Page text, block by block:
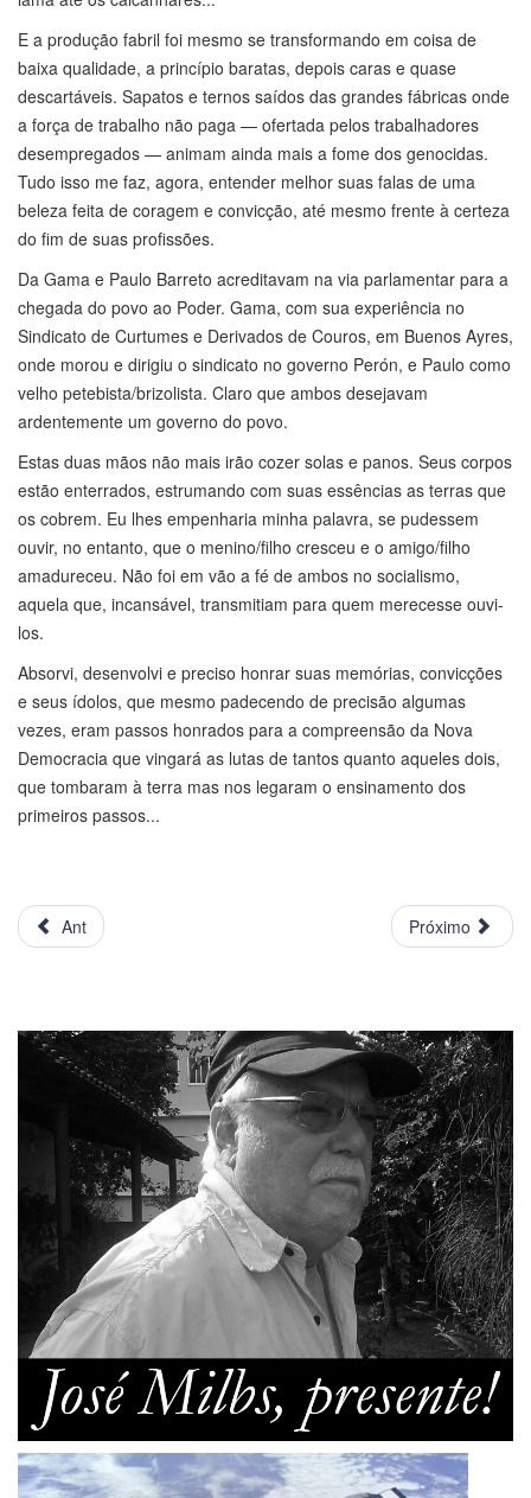
E a produção fabril foi mesmo se transformando em coisa de
baixa qualidade, a princípio baratas, depois caras e quase
descartáveis. Sapatos e ternos saídos das grandes fábricas onde
a força de trabalho não paga — ofertada pelos trabalhadores
desempregados — animam ainda mais a fome dos genocidas.
Tudo isso me faz, agora, entender melhor suas falas de uma
beleza feita de coragem e convicção, até mesmo frente à certeza
do fim de suas profissões.
Da Gama e Paulo Barreto acreditavam na via parlamentar para a
chegada do povo ao Poder. Gama, com sua experiência no
Sindicato de Curtumes e Derivados de Couros, em Buenos Ayres,
onde morou e dirigiu o sindicato no governo Perón, e Paulo como
velho petebista/brizolista. Claro que ambos desejavam
ardentemente um governo do povo.
Estas duas mãos não mais irão cozer solas e panos. Seus corpos
estão enterrados, estrumando com suas essências as terras que
os cobrem. Eu lhes empenharia minha palavra, se pudessem
ouvir, no entanto, que o menino/filho cresceu e o amigo/filho
amadureceu. Não foi em vão a fé de ambos no socialismo,
aquela que, incansável, transmitiam para quem merecesse ouvi-
los.
Absorvi, desenvolvi e preciso honrar suas memórias, convicções
e seus ídolos, que mesmo padecendo de precisão algumas
vezes, eram passos honrados para a compreensão da Nova
Democracia que vingará as lutas de tantos quanto aqueles dois,
que tombaram à terra mas nos legaram o ensinamento dos
primeiros passos...
Ant Próximo